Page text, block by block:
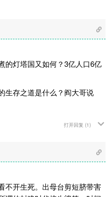
的灯塔国又如何？3亿人口6亿
生存之道是什么？阎大哥说
打开回复 (1)
不开生死。出母台剪短脐带害